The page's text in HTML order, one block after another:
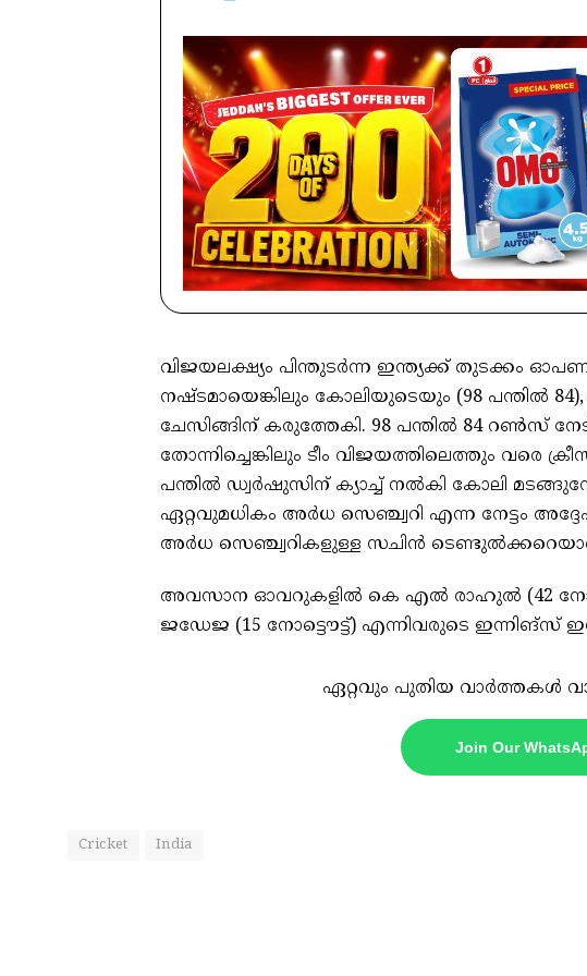
വിജയലക്ഷ്യം പിന്തുടർന്ന ഇന്ത്യക്ക് തുടക്കം
നഷ്ടമായെങ്കിലും കോലിയുടെയും (98 പന്തിൽ
ചേസിങ്ങിന് കരുത്തേകി. 98 പന്തിൽ 84 റൺസ്
തോന്നിച്ചെങ്കിലും ടീം വിജയത്തിലെത്തും വരെ
പന്തിൽ ഡ്വർഷുസിന് ക്യാച്ച് നൽകി കോലി
ഏറ്റവുമധികം അർധ സെഞ്ച്വറി എന്ന നേട്ടം
അർധ സെഞ്ച്വറികളുള്ള സചിൻ
അവസാന ഓവറുകളിൽ കെ എൽ രാഹുൽ (42
ജഡേജ (15 നോട്ടൌട്ട്) എന്നിവരുടെ ഇന്നിങ്സ്
ഏറ്റവും പുതിയ വാർത്തകൾ
Join Our
Cricket India